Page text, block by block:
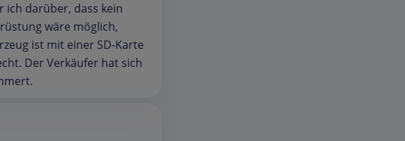
ich darüber, dass kein
wäre möglich,
ist mit einer SD-Karte
Der Verkäufer hat sich